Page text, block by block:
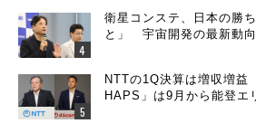
衛星コンステ、日本の勝
と」 宇宙開発の最新動
NTTの1Q決算は増収増
HAPS」は9月から能登エ